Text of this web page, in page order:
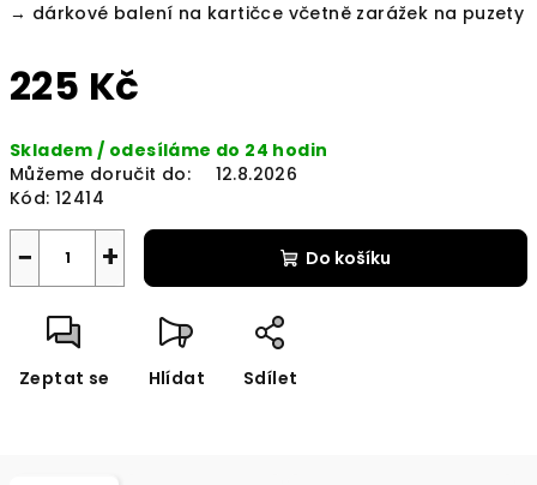
→ dárkové balení na kartičce včetně zarážek na puzety
225 Kč
cena:
Skladem / odesíláme do 24 hodin
Můžeme doručit do:
12.8.2026
Kód: 12414
+
− Do košíku
Zeptat se Hlídat Sdílet